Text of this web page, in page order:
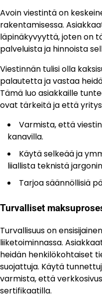
Avoin viestintä on
rakentamisessa.
läpinäkyvyyttä, joten on
palveluista ja hinnoista
Viestinnän tulisi olla
palautetta ja vastaa
Tämä luo asiakkaille
ovat tärkeitä ja että
Varmista, että
kanavilla.
Käytä selkeää ja
liiallista teknistä
Tarjoa säännöllisiä
Turvalliset
Turvallisuus on
liiketoiminnassa.
heidän henkilökohtaiset
suojattuja. Käytä
varmista, että
sertifikaatilla.